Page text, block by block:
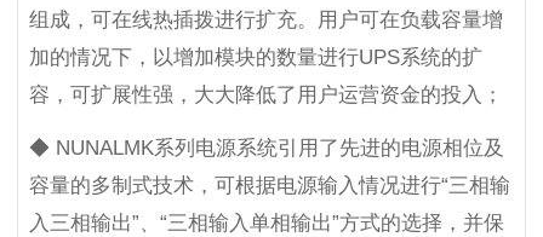
组成，可在线热插拨进行扩充。用户可在负载容量增
加的情况下，以增加模块的数量进行UPS系统的扩
容，可扩展性强，大大降低了用户运营资金的投入；
◆ NUNALMK系列电源系统引用了先进的电源相位及
容量的多制式技术，可根据电源输入情况进行“三相输
入三相输出”、“三相输入单相输出”方式的选择，并保